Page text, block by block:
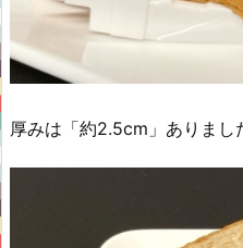
厚みは「約2.5cm」ありまし